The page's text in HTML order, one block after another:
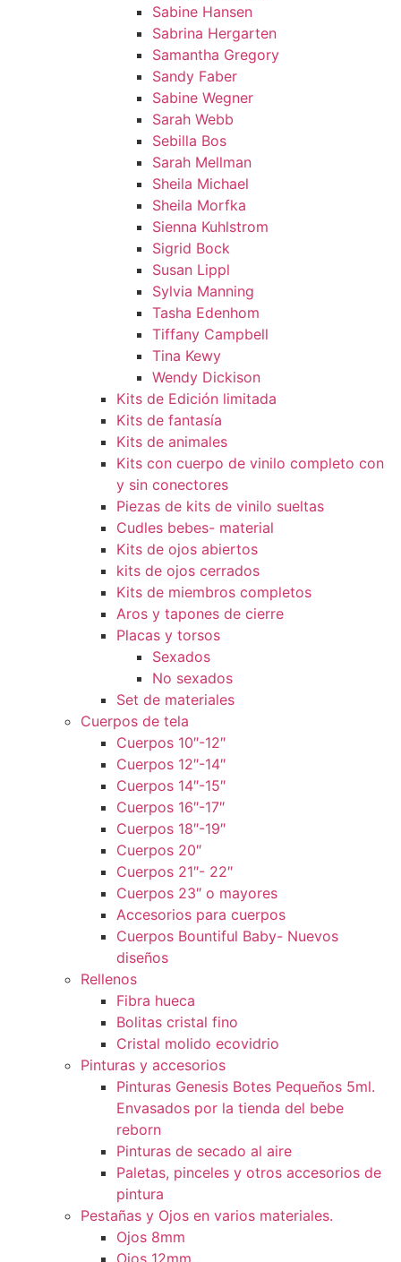
Sabine Hansen
Sabrina Hergarten
Samantha Gregory
Sandy Faber
Sabine Wegner
Sarah Webb
Sebilla Bos
Sarah Mellman
Sheila Michael
Sheila Morfka
Sienna Kuhlstrom
Sigrid Bock
Susan Lippl
Sylvia Manning
Tasha Edenhom
Tiffany Campbell
Tina Kewy
Wendy Dickison
Kits de Edición limitada
Kits de fantasía
Kits de animales
Kits con cuerpo de vinilo completo con
y sin conectores
Piezas de kits de vinilo sueltas
Cudles bebes- material
Kits de ojos abiertos
kits de ojos cerrados
Kits de miembros completos
Aros y tapones de cierre
Placas y torsos
Sexados
No sexados
Set de materiales
Cuerpos de tela
Cuerpos 10″-12″
Cuerpos 12″-14″
Cuerpos 14″-15″
Cuerpos 16″-17″
Cuerpos 18″-19″
Cuerpos 20″
Cuerpos 21″- 22″
Cuerpos 23″ o mayores
Accesorios para cuerpos
Cuerpos Bountiful Baby- Nuevos
diseños
Rellenos
Fibra hueca
Bolitas cristal fino
Cristal molido ecovidrio
Pinturas y accesorios
Pinturas Genesis Botes Pequeños 5ml.
Envasados por la tienda del bebe
reborn
Pinturas de secado al aire
Paletas, pinceles y otros accesorios de
pintura
Pestañas y Ojos en varios materiales.
Ojos 8mm
Ojos 12mm